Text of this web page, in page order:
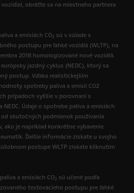
obráťte sa na miestneho partnera
a emisiách CO2 sú v súlade s
postupu pre ľahké vozidlá (WLTP), na
2018 homologizované nové vozidlá.
jazdný cyklus (NEDC), ktorý sa
postup. Vďaka realistickejším
spotreby paliva a emisií CO2
prípadoch vyššie v porovnaní s
Údaje o spotrebe paliva a emisiách
skutočných podmienok používania
ako je napríklad konkrétne vybavenie
Ďalšie informácie získate u svojho
postupe WLTP získate kliknutím
a emisiách CO2 sú učené podľa
testovacieho postupu pre ľahké